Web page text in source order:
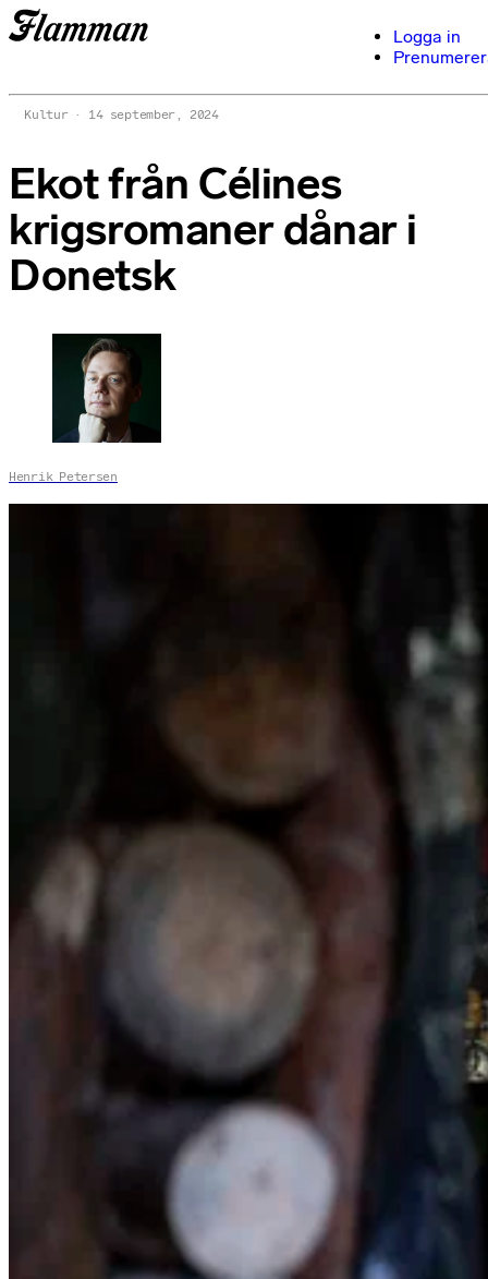
Logga in
Kultur 14 september, 2024
Ekot från Célines
krigsromaner dånar i
Donetsk
Henrik Petersen